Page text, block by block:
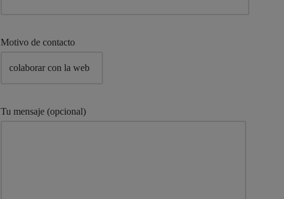
Motivo de contacto
Tu mensaje (opcional)